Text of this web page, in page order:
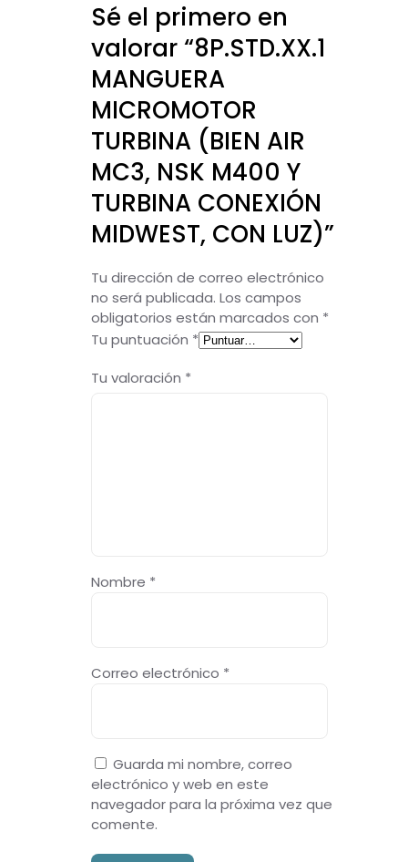
Sé el primero en
valorar “8P.STD.XX.1
MANGUERA
MICROMOTOR
TURBINA (BIEN AIR
MC3, NSK M400 Y
TURBINA CONEXIÓN
MIDWEST, CON LUZ)”
Tu dirección de correo electrónico
no será publicada. Los campos
obligatorios están marcados con *
Tu puntuación *
Tu valoración *
Nombre *
Correo electrónico *
Guarda mi nombre, correo
electrónico y web en este
navegador para la próxima vez que
comente.